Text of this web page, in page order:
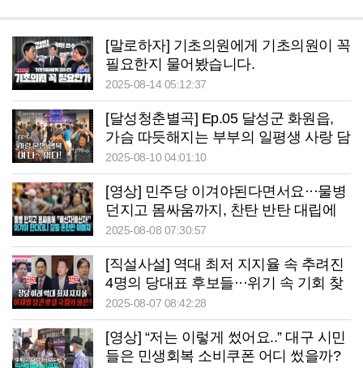
[말로하자] 기초의원에게 기초의원이 꼭
필요한지 물어봤습니다.
2025-08-14 05:12:37
[달성청춘별곡] Ep.05 달성군 화원읍,
가슴 따듯해지는 부부의 일평생 사랑 담
은 노래 한자락 들어보실랍니까?
2025-08-10 04:01:10
[영상] 민주당 이겨야된다면서요···물병
던지고 몸싸움까지, 찬탄 반탄 대립에
극한 갈등
2025-08-08 07:30:57
[직설사설] 역대 최저 지지율 속 추려진
4명의 당대표 후보들···위기 속 기회 찾
을 국민의힘 당대표는?
2025-08-07 08:42:28
[영상] “저는 이렇게 썼어요..” 대구 시민
들은 민생회복 소비쿠폰 어디 썼을까?